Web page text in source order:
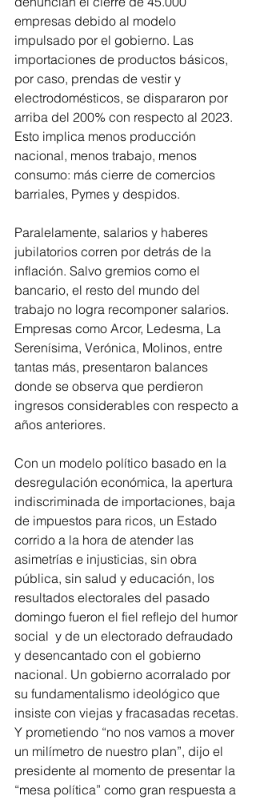
empresas debido al modelo
impulsado por el gobierno. Las
importaciones de productos básicos,
por caso, prendas de vestir y
electrodomésticos, se dispararon por
arriba del 200% con respecto al 2023.
Esto implica menos producción
nacional, menos trabajo, menos
consumo: más cierre de comercios
barriales, Pymes y despidos.
Paralelamente, salarios y haberes
jubilatorios corren por detrás de la
inflación. Salvo gremios como el
bancario, el resto del mundo del
trabajo no logra recomponer salarios.
Empresas como Arcor, Ledesma, La
Serenísima, Verónica, Molinos, entre
tantas más, presentaron balances
donde se observa que perdieron
ingresos considerables con respecto a
años anteriores.
Con un modelo político basado en la
desregulación económica, la apertura
indiscriminada de importaciones, baja
de impuestos para ricos, un Estado
corrido a la hora de atender las
asimetrías e injusticias, sin obra
pública, sin salud y educación, los
resultados electorales del pasado
domingo fueron el fiel reflejo del humor
social  y de un electorado defraudado
y desencantado con el gobierno
nacional. Un gobierno acorralado por
su fundamentalismo ideológico que
insiste con viejas y fracasadas recetas.
Y prometiendo “no nos vamos a mover
un milímetro de nuestro plan”, dijo el
presidente al momento de presentar la
“mesa política” como gran respuesta a